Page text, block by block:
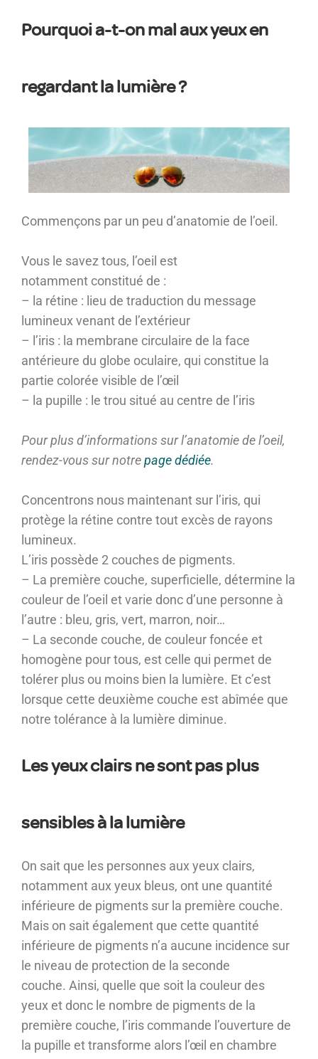
Pourquoi a-t-on mal aux yeux en
regardant la lumière ?
Commençons par un peu d’anatomie de l’oeil.
Vous le savez tous, l’oeil est
notamment constitué de :
– la rétine : lieu de traduction du message
lumineux venant de l’extérieur
– l’iris : la membrane circulaire de la face
antérieure du globe oculaire, qui constitue la
partie colorée visible de l’œil
– la pupille : le trou situé au centre de l’iris
Pour plus d’informations sur l’anatomie de l’oeil,
rendez-vous sur notrepage dédiée.
Concentrons nous maintenant sur l’iris, qui
protège la rétine contre tout excès de rayons
lumineux.
L’iris possède 2 couches de pigments.
– La première couche, superficielle, détermine la
couleur de l’oeil et varie donc d’une personne à
l’autre : bleu, gris, vert, marron, noir…
– La seconde couche, de couleur foncée et
homogène pour tous, est celle qui permet de
tolérer plus ou moins bien la lumière. Et c’est
lorsque cette deuxième couche est abîmée que
notre tolérance à la lumière diminue.
Les yeux clairs ne sont pas plus
sensibles à la lumière
On sait que les personnes aux yeux clairs,
notamment aux yeux bleus, ont une quantité
inférieure de pigments sur la première couche.
Mais on sait également que cette quantité
inférieure de pigments n’a aucune incidence sur
le niveau de protection de la seconde
couche. Ainsi, quelle que soit la couleur des
yeux et donc le nombre de pigments de la
première couche, l’iris commande l’ouverture de
la pupille et transforme alors l’œil en chambre